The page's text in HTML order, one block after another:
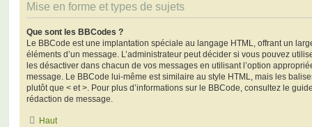
Mise en forme et types de sujets
Que sont les BBCodes ?
Le BBCode est une implantation spéciale au langage HTML, offrant un
éléments d’un message. L’administrateur peut décider si vous pouvez
les désactiver dans chacun de vos messages en utilisant l’option
message. Le BBCode lui-même est similaire au style HTML, mais les
plutôt que < et >. Pour plus d’informations sur le BBCode, consultez le
rédaction de message.
Haut